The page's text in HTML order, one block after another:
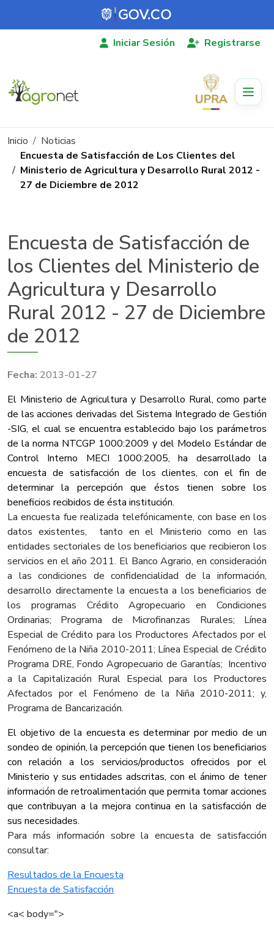
Pasar al contenido principal
Iniciar Sesión Registrarse
Ruta de navegación
Inicio
Noticias
Encuesta de Satisfacción de Los Clientes del
Ministerio de Agricultura y Desarrollo Rural 2012 -
27 de Diciembre de 2012
Encuesta de Satisfacción de
los Clientes del Ministerio de
Agricultura y Desarrollo
Rural 2012 - 27 de Diciembre
de 2012
2013-01-27
​El Ministerio de Agricultura y Desarrollo Rural, como parte
de las acciones derivadas del Sistema Integrado de Gestión
-SIG, el cual se encuentra establecido bajo los parámetros
de la norma NTCGP 1000:2009 y del Modelo Estándar de
Control Interno MECI 1000:2005, ha desarrollado la
encuesta de satisfacción de los clientes, con el fin de
determinar la percepción que éstos tienen sobre los
beneficios recibidos de ésta institución.
La encuesta fue realizada telefónicamente, con base en los
datos existentes, tanto en el Ministerio como en las
entidades sectoriales de los beneficiarios que recibieron los
servicios en el año 2011. El Banco Agrario, en consideración
a las condiciones de confidencialidad de la información,
desarrollo directamente la encuesta a los beneficiarios de
los programas Crédito Agropecuario en Condiciones
Ordinarias; Programa de Microfinanzas Rurales; Línea
Especial de Crédito para los Productores Afectados por el
Fenómeno de la Niña 2010-2011; Línea Especial de Crédito
Programa DRE, Fondo Agropecuario de Garantías; Incentivo
a la Capitalización Rural Especial para los Productores
Afectados por el Fenómeno de la Niña 2010-2011; y,
Programa de Bancarización.
El objetivo de la encuesta es determinar por medio de un
sondeo de opinión, la percepción que tienen los beneficiarios
con relación a los servicios/productos ofrecidos por el
Ministerio y sus entidades adscritas, con el ánimo de tener
información de retroalimentación que permita tomar acciones
que contribuyan a la mejora continua en la satisfacción de
sus necesidades.
Para más información sobre la encuesta de satisfacción
consultar:
Resultados de la Encuesta
Encuesta de Satisfacción
<a< body=">